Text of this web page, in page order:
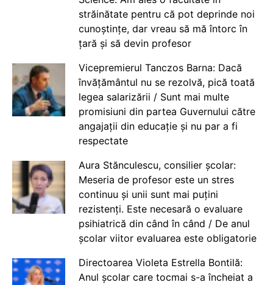
străinătate pentru că pot deprinde noi
cunoștințe, dar vreau să mă întorc în
țară și să devin profesor
Vicepremierul Tanczos Barna: Dacă
învățământul nu se rezolvă, pică toată
legea salarizării / Sunt mai multe
promisiuni din partea Guvernului către
angajații din educație și nu par a fi
respectate
Aura Stănculescu, consilier școlar:
Meseria de profesor este un stres
continuu și unii sunt mai puțini
rezistenți. Este necesară o evaluare
psihiatrică din când în când / De anul
școlar viitor evaluarea este obligatorie
Directoarea Violeta Estrella Bontilă:
Anul școlar care tocmai s-a încheiat a